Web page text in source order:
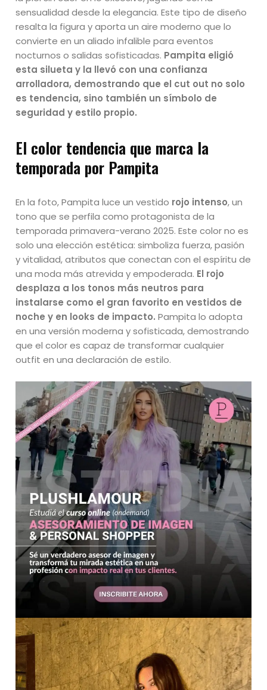
sensualidad desde la elegancia. Este tipo de diseño
resalta la figura y aporta un aire moderno que lo
convierte en un aliado infalible para eventos
nocturnos o salidas sofisticadas. Pampita eligió
esta silueta y la llevó con una confianza
arrolladora, demostrando que el cut out no solo
es tendencia, sino también un símbolo de
seguridad y estilo propio.
El color tendencia que marca la
temporada por Pampita
En la foto, Pampita luce un vestido rojo intenso, un
tono que se perfila como protagonista de la
temporada primavera-verano 2025. Este color no es
solo una elección estética: simboliza fuerza, pasión
y vitalidad, atributos que conectan con el espíritu de
una moda más atrevida y empoderada. El rojo
desplaza a los tonos más neutros para
instalarse como el gran favorito en vestidos de
noche y en looks de impacto.Pampita lo adopta
en una versión moderna y sofisticada, demostrando
que el color es capaz de transformar cualquier
outfit en una declaración de estilo.